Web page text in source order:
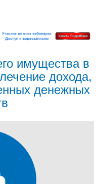
имущества в
дохода,
денежных